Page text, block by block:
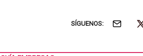
SÍGUENOS: